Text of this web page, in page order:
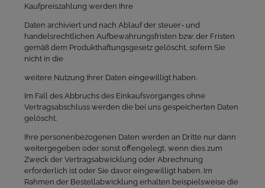
Kaufpreiszahlung werden Ihre
Daten archiviert und nach Ablauf der steuer- und
handelsrechtlichen Aufbewahrungsfristen bzw. der Fristen
gemäß dem Produkthaftungsgesetz gelöscht, sofern Sie
nicht in die
weitere Nutzung Ihrer Daten eingewilligt haben.
Im Fall des Abbruchs des Einkaufsvorganges ohne
Vertragsabschluss werden die bei uns gespeicherten Daten
gelöscht.
Ihre personenbezogenen Daten werden an Dritte nur dann
weitergegeben oder sonst offengelegt, wenn dies zum
Zweck der Vertragsabwicklung oder Abrechnung
erforderlich ist oder Sie davor eingewilligt haben. Im
Rahmen der Bestellabwicklung erhalten beispielsweise die